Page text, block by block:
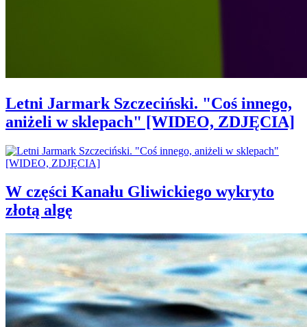
Letni Jarmark Szczeciński. "Coś innego,
aniżeli w sklepach" [WIDEO, ZDJĘCIA]
W części Kanału Gliwickiego wykryto
złotą algę